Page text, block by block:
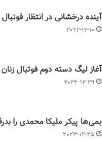
آینده درخشانی در انتظار
2022-12-10
آغاز لیگ دسته دوم فوتبال
2024-12-29
بمی‌ها پیکر ملیکا محمدی را
2023-12-25